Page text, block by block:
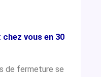
vous en 30
de fermeture se